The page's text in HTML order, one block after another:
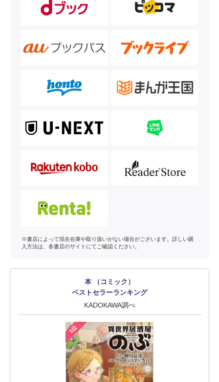
※書店によって現在在庫や取り扱いがない場合がございます。詳しい購
入方法は、各書店のサイトにてご確認ください。
本 （コミック）
ベストセラーランキング
KADOKAWA調べ
1位